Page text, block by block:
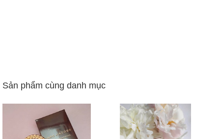
Sản phẩm cùng danh mục